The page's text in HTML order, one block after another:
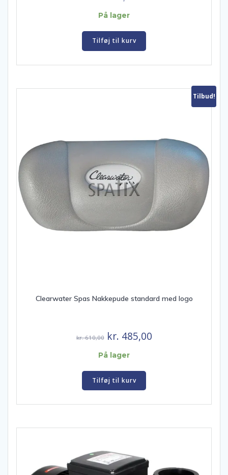
På lager
Tilføj til kurv
Tilbud!
Clearwater Spas Nakkepude standard med logo
kr.610,00 Den
oprindelige
var:
kr. 610,00.
kr. 485,00Den
På lager
Tilføj til kurv